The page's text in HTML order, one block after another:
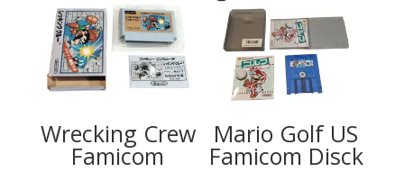
Wrecking Crew
Famicom
Mario Golf US
Famicom Disck